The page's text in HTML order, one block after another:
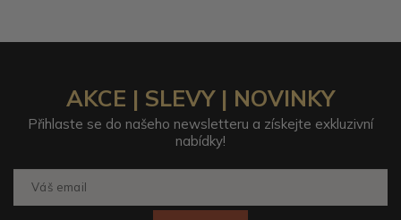
AKCE | SLEVY | NOVINKY
Přihlaste se do našeho newsletteru a získejte exkluzivní
nabídky!